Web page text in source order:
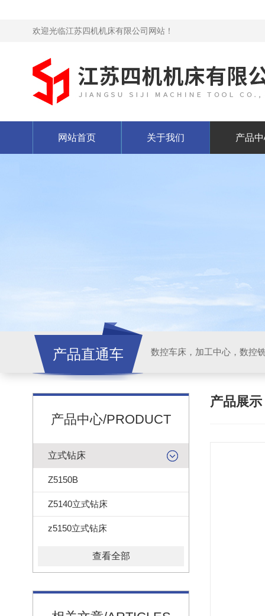
欢迎光临江苏四机机床有限公司网站！
网站首页 关于我们 产品
产品直通车
产品中心/PRODUCT
立式钻床
Z5150B
Z5140立式钻床
z5150立式钻床
查看全部
产品展示